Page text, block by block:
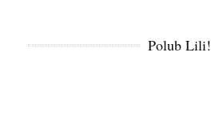
Polub Lili!